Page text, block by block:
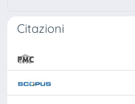
Citazioni